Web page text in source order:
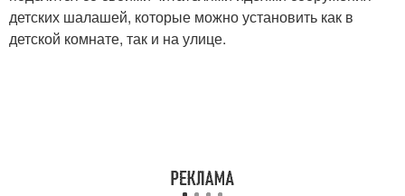
детских шалашей, которые можно установить как в
детской комнате, так и на улице.